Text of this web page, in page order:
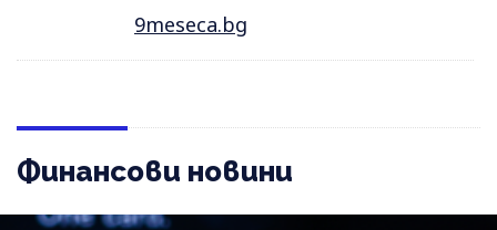
9meseca.bg
Финансови новини